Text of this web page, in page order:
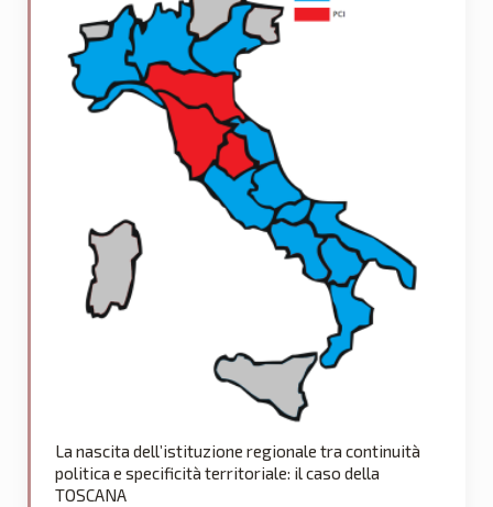
La nascita dell’istituzione regionale tra continuità
politica e specificità territoriale: il caso della
TOSCANA